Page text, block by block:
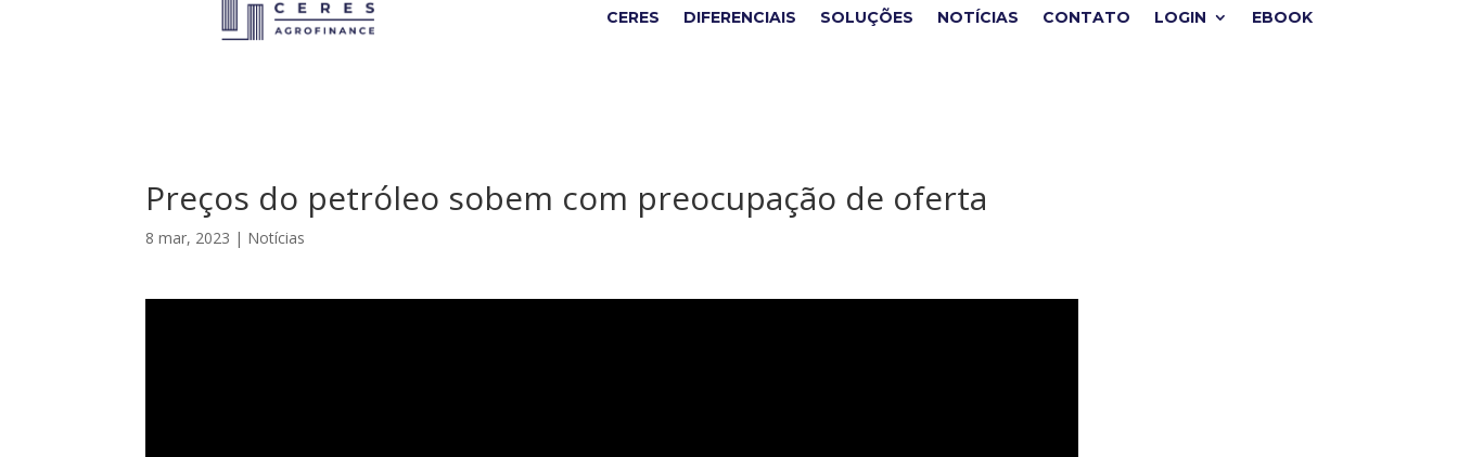
CERES DIFERENCIAIS SOLUÇÕES NOTÍCIAS CONTATO LOGIN EBOOK
Preços do petróleo sobem com preocupação de oferta
8 mar, 2023 | Notícias